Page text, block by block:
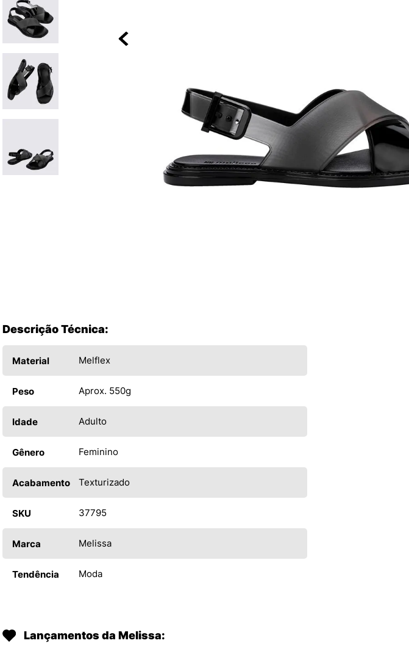
Descrição Técnica:
Material Melflex
Peso Aprox. 550g
Idade Adulto
Gênero Feminino
Acabamento Texturizado
SKU 37795
Marca Melissa
Tendência Moda
Lançamentos da Melissa: